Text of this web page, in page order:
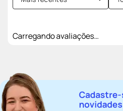
Carregando avaliações…
Cadastre-